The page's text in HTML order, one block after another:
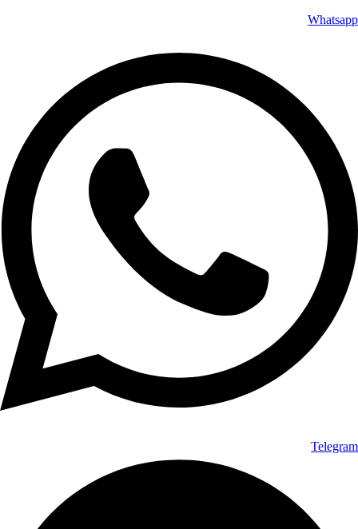
Whatsapp
Telegram